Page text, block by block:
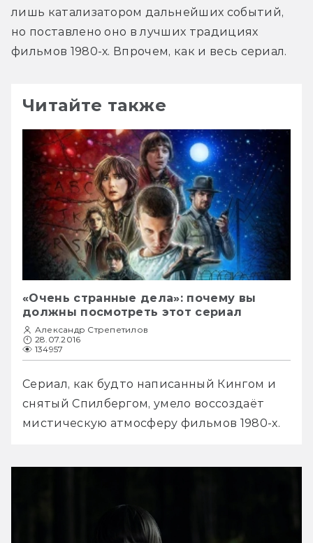
лишь катализатором дальнейших событий,
но поставлено оно в лучших традициях
фильмов 1980-х. Впрочем, как и весь сериал.
Читайте также
«Очень странные дела»: почему вы
должны посмотреть этот сериал
Александр Стрепетилов
28.07.2016
134957
Сериал, как будто написанный Кингом и
снятый Спилбергом, умело воссоздаёт
мистическую атмосферу фильмов 1980-х.